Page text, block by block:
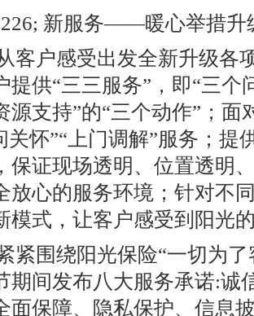
新服务——暖心举措升
客户感受出发全新升级各
提供“三三服务”，即“三个
源支持”的“三个动作”；面
关怀”“上门调解”服务；提
保证现场透明、位置透明
放心的服务环境；针对不
模式，让客户感受到阳光
紧围绕阳光保险“一切为
期间发布八大服务承诺:诚
面保障、隐私保护、信息